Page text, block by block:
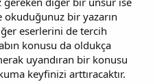
okuduğunuz bir yazarın
eserlerini de tercih
konusu da oldukça
uyandıran bir konusu
keyfinizi arttıracaktır.